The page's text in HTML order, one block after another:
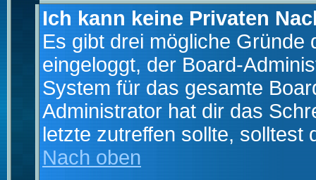
Ich kann keine Privaten
Es gibt drei mögliche Gründe
eingeloggt, der Board-
System für das gesamte
Administrator hat dir das
letzte zutreffen sollte, solltest
Nach oben